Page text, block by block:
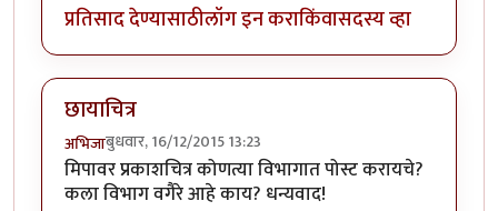
प्रतिसाद देण्यासाठीलॉग इन कराकिंवासदस्य व्हा
छायाचित्र
अभिजाबुधवार, 16/12/2015 13:23
मिपावर प्रकाशचित्र कोणत्या विभागात पोस्ट करायचे?
कला विभाग वगैरे आहे काय? धन्यवाद!